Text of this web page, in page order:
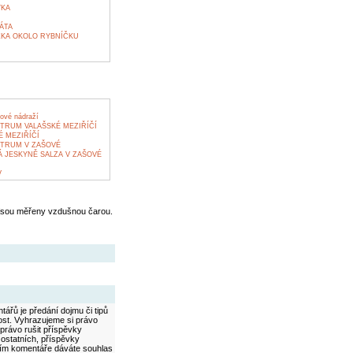
OKOLO RYBNÍČKU
nádraží
VALAŠSKÉ MEZIŘÍČÍ
MEZIŘÍČÍ
V ZAŠOVÉ
JESKYNĚ SALZA V ZAŠOVÉ
měřeny vzdušnou čarou.
je předání dojmu či tipů
Vyhrazujeme si právo
rušit příspěvky
příspěvky
komentáře dáváte souhlas